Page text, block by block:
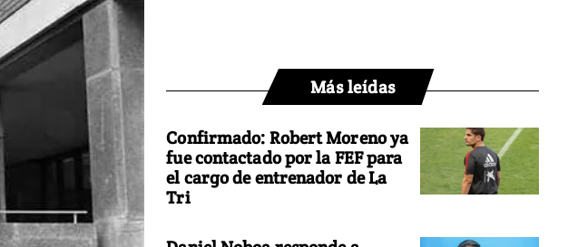
Más leídas
Confirmado: Robert Moreno ya
fue contactado por la FEF para
el cargo de entrenador de La
Tri